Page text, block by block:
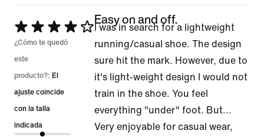
Se
calificó
con
4
de
5
¿Cómo te quedó
este
producto?: El
ajuste coincide
con la talla
indicada
Easy on and off.
I was in search for a lightweight
running/casual shoe. The design
sure hit the mark. However, due to
it's light-weight design I would not
train in the shoe. You feel
everything "under" foot. But...
Very enjoyable for casual wear,